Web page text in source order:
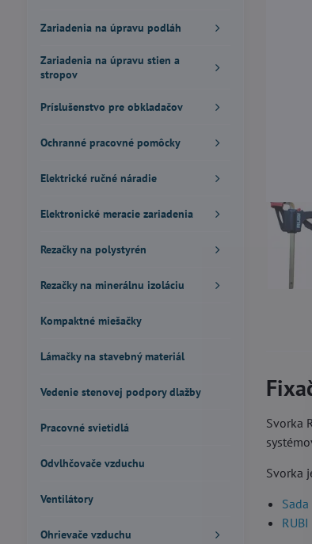
Svorka
Svorka
Zariadenia na úpravu podláh
Zariadenia na úpravu stien a
stropov
Príslušenstvo pre obkladačov
Ochranné pracovné pomôcky
Elektrické ručné náradie
Elektronické meracie zariadenia
Rezačky na polystyrén
Rezačky na minerálnu izoláciu
Kompaktné miešačky
Lámačky na stavebný materiál
Vedenie stenovej podpory dlažby
Pracovné svietidlá
Odvlhčovače vzduchu
Ventilátory
Ohrievače vzduchu